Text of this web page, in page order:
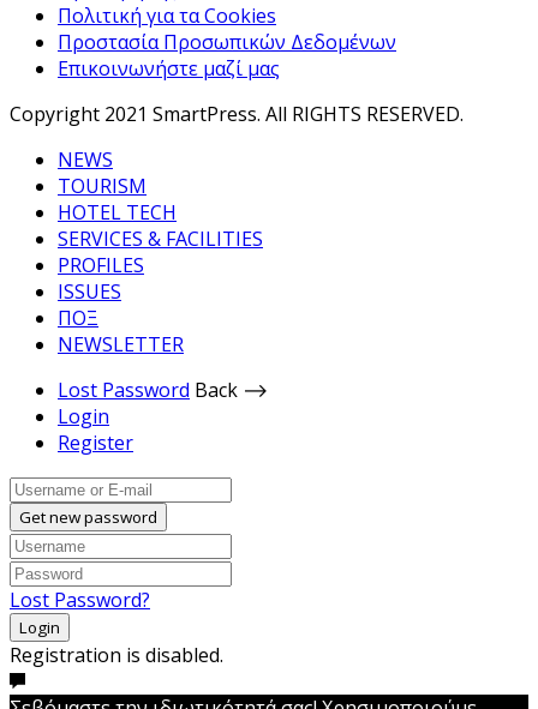
Πολιτική για τα Cookies
Προστασία Προσωπικών Δεδομένων
Επικοινωνήστε μαζί μας
Copyright 2021 SmartPress. All RIGHTS RESERVED.
NEWS
TOURISM
HOTEL TECH
SERVICES & FACILITIES
PROFILES
ISSUES
ΠΟΞ
NEWSLETTER
Lost Password Back ⟶
Login
Register
Get new password
Lost Password?
Login
Registration is disabled.